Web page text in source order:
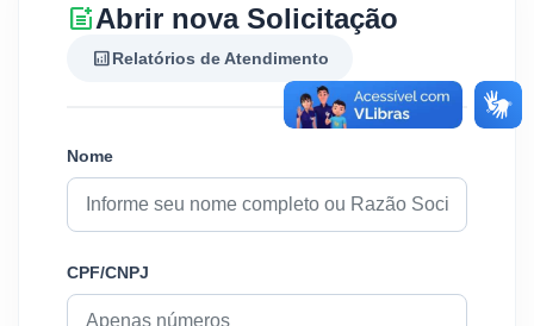
post_addAbrir nova Solicitação
analyticsRelatórios de Atendimento
Nome
CPF/CNPJ